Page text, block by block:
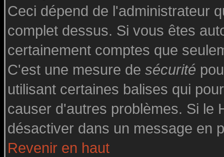
Ceci dépend de l'administrateur
complet dessus. Si vous êtes
certainement comptes que
C'est une mesure de sécurité
utilisant certaines balises qui
causer d'autres problèmes. Si le
désactiver dans un message en
Revenir en haut